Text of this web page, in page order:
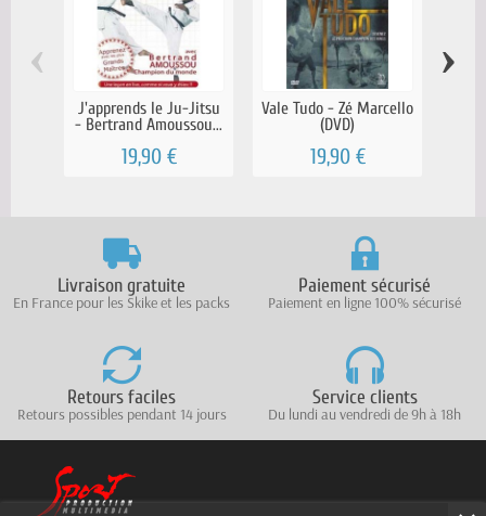
J'apprends le Ju-Jitsu
- Bertrand Amoussou...
19,90 €
Vale Tudo - Zé Marcello
(DVD)
19,90 €
‹ ›
Livraison gratuite
En France pour les Skike et les packs
Paiement sécurisé
Paiement en ligne 100% sécurisé
Retours faciles
Retours possibles pendant 14 jours
Service clients
Du lundi au vendredi de 9h à 18h